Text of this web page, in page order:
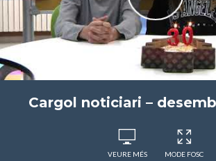
Cargol noticiari –
VEURE MÉS
MODE FOSC